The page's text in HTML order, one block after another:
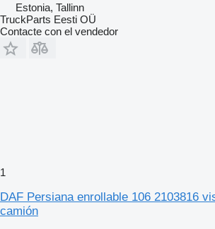
Estonia, Tallinn
TruckParts Eesti OÜ
Contacte con el vendedor
1
DAF Persiana enrollable 106 2103816
camión